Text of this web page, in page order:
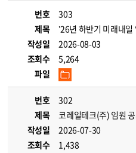
번호
303
제목
’26년 하반기 미래내
작성일
2026-08-03
조회수
5,264
파일
번호
302
제목
코레일테크(주) 임원
작성일
2026-07-30
조회수
1,438